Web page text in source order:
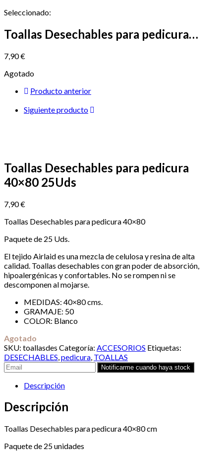
Seleccionado:
Toallas Desechables para pedicura…
7,90€
Agotado
Producto anterior
Siguiente producto
Toallas Desechables para pedicura
40×80 25Uds
7,90€
Toallas Desechables para pedicura 40×80
Paquete de 25 Uds.
El tejido Airlaid es una mezcla de celulosa y resina de alta
calidad. Toallas desechables con gran poder de absorción,
hipoalergénicas y confortables. No se rompen ni se
descomponen al mojarse.
MEDIDAS: 40×80 cms.
GRAMAJE: 50
COLOR: Blanco
Agotado
SKU: toallasdes Categoría: ACCESORIOS Etiquetas:
DESECHABLES pedicura TOALLAS
Descripción
Descripción
Toallas Desechables para pedicura 40×80 cm
Paquete de 25 unidades